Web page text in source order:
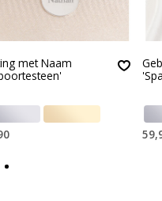
met Naam